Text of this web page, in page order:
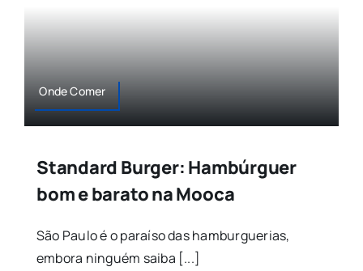
Onde Comer
Standard Burger: Hambúrguer
bom e barato na Mooca
São Paulo é o paraíso das hamburguerias,
embora ninguém saiba [...]